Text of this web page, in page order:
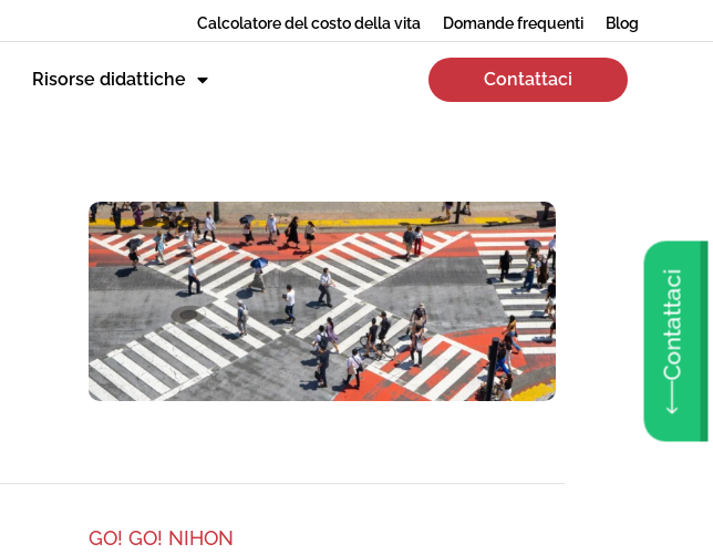
Calcolatore del costo della vita Domande frequenti Blog
Risorse didattiche Contattaci
Contattaci
GO! GO! NIHON